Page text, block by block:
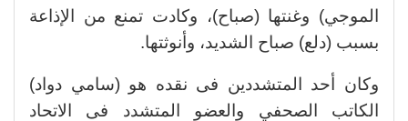
الموجي) وغنتها (صباح)، وكادت تمنع من الإذاعة
بسبب (دلع) صباح الشديد، وأنوثتها.
وكان أحد المتشددين فى نقده هو (سامي دواد)
الكاتب الصحفي والعضو المتشدد فى الاتحاد